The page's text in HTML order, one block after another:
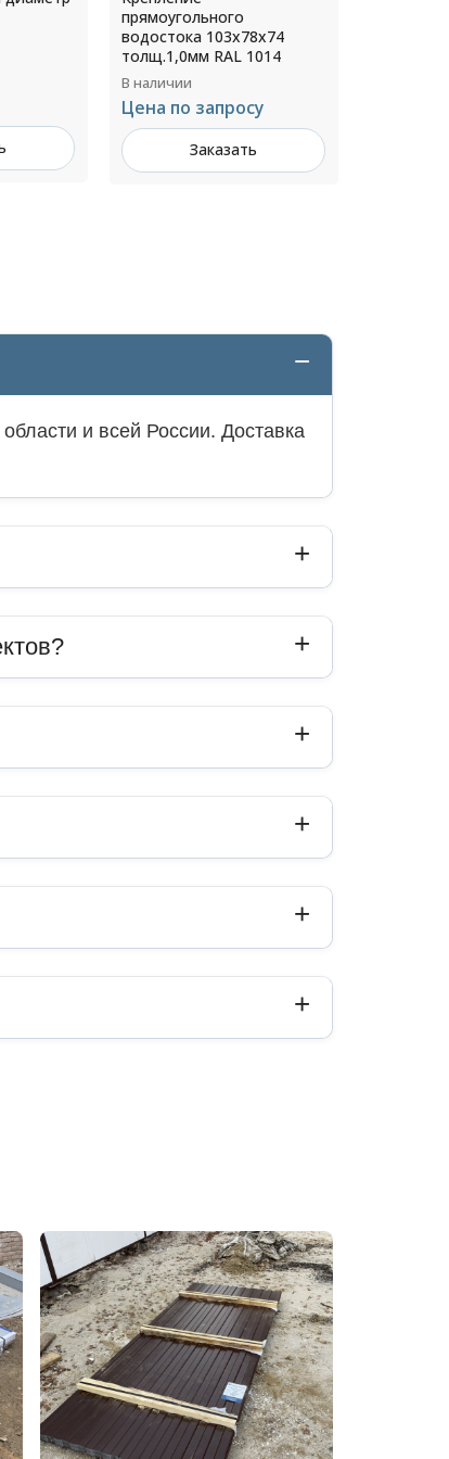
диаметр 220 мм L=2000мм
RAL 7004
В наличии
Цена по запросу
Заказать
и всей России. Доставка